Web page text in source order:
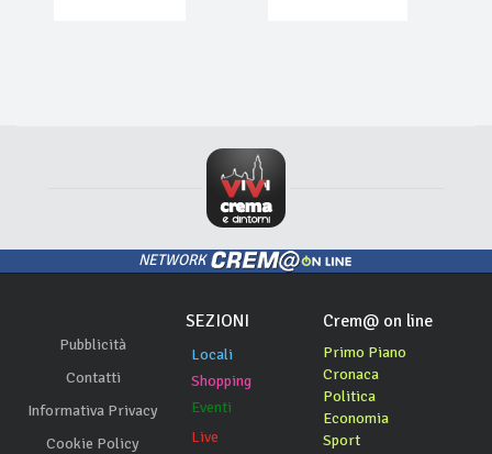
NETWORK
Pubblicità
Contatti
Informativa Privacy
Cookie Policy
SEZIONI
Locali
Shopping
Eventi
Live
Crem@ on line
Primo Piano
Cronaca
Politica
Economia
Sport